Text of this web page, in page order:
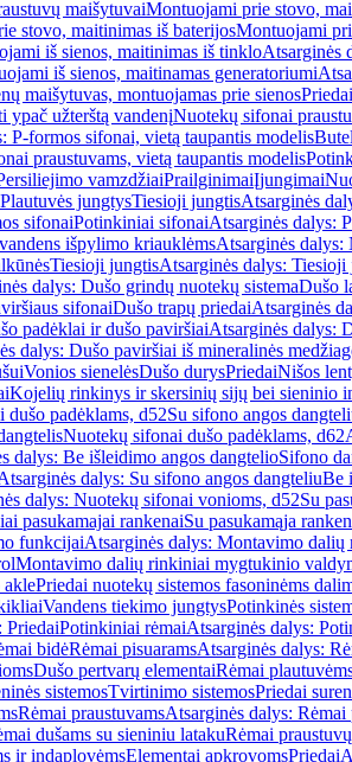
maišytuvaiMontuojami prie stovo,
stovo, maitinimas iš baterijosMontuojami
iš sienos, maitinimas iš tinkloAtsarginės
iš sienos, maitinamas generatoriumi
maišytuvas, montuojamas prie sienosPriedai
ypač užterštą vandenįNuotekų sifonai
P-formos sifonai, vietą taupantis modelis
praustuvams, vietą taupantis modelis
vamzdžiaiPrailginimaiĮjungimai
jungtysTiesioji jungtisAtsarginės
sifonaiPotinkiniai sifonaiAtsarginės dalys:
išpylimo kriauklėmsAtsarginės dalys:
Tiesioji jungtisAtsarginės dalys: Tiesioji
dalys: Dušo grindų nuotekų sistemaDušo
sifonaiDušo trapų priedaiAtsarginės
padėklai ir dušo paviršiaiAtsarginės dalys:
dalys: Dušo paviršiai iš mineralinės
Vonios sienelėsDušo durysPriedaiNišos
Kojelių rinkinys ir skersinių sijų bei sieninio
padėklams, d52Su sifono angos
Nuotekų sifonai dušo padėklams, d62
dalys: Be išleidimo angos dangtelioSifono
dalys: Su sifono angos dangteliuBe
dalys: Nuotekų sifonai vonioms, d52Su
pasukamajai rankenaiSu pasukamąja
funkcijaiAtsarginės dalys: Montavimo
Montavimo dalių rinkiniai mygtukinio
aklePriedai nuotekų sistemos fasoninėms
Vandens tiekimo jungtysPotinkinės
PriedaiPotinkiniai rėmaiAtsarginės dalys:
bidėRėmai pisuaramsAtsarginės dalys:
Dušo pertvarų elementaiRėmai
sistemosTvirtinimo sistemosPriedai
Rėmai praustuvamsAtsarginės dalys: Rėmai
dušams su sieniniu latakuRėmai
ir indaplovėmsElementai apkrovomsPriedai